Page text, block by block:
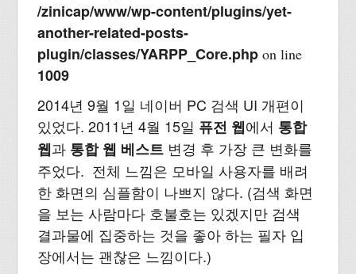
/zinicap/www/wp-content/plugins/yet-
another-related-posts-
plugin/classes/YARPP_Core.php on line
1009
2014년 9월 1일 네이버 PC 검색 UI 개편이
있었다. 2011년 4월 15일 퓨전 웹에서 통합
웹과 통합 웹 베스트 변경 후 가장 큰 변화를
주었다. 전체 느낌은 모바일 사용자를 배려
한 화면의 심플함이 나쁘지 않다. (검색 화면
을 보는 사람마다 호불호는 있겠지만 검색
결과물에 집중하는 것을 좋아 하는 필자 입
장에서는 괜찮은 느낌이다.)